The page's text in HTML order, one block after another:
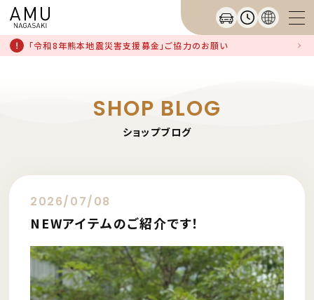
「令和8年熊本地震災害支援募金」ご協力のお願い
SHOP BLOG
ショップブログ
2026/07/08
NEWアイテムのご紹介です！